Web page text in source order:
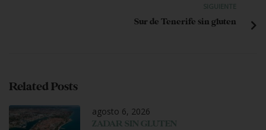
SIGUIENTE
Sur de Tenerife sin gluten
Related Posts
agosto 6, 2026
ZADAR SIN GLUTEN